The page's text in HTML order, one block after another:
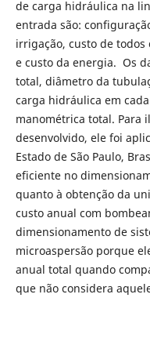
de carga hidráulica na
entrada são:
irrigação, custo de
e custo da energia. Os
total, diâmetro da
carga hidráulica em
manométrica total. Para
desenvolvido, ele foi
Estado de São Paulo,
eficiente no
quanto à obtenção da
custo anual com
dimensionamento de
microaspersão porque
anual total quando
que não considera